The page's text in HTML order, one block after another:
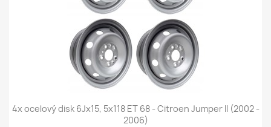
4x ocelový disk 6Jx15, 5x118 ET 68 - Citroen Jumper II (2002 -
2006)